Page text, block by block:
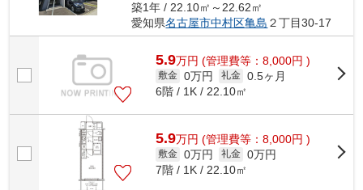
築1年 / 22.10㎡～22.62㎡
愛知県名古屋市中村区亀島 ２丁目30-17
5.9万円 (管理費等：8,000円 )
敷金 0万円 礼金 0.5ヶ月
6階 / 1K / 22.10㎡
5.9万円 (管理費等：8,000円 )
敷金 0万円 礼金 0万円
7階 / 1K / 22.10㎡